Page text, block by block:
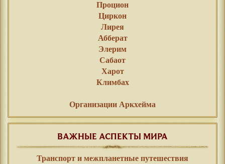
Процион
Циркон
Лирея
Абберат
Элерим
Сабаот
Харот
Климбах
Организации Аркхейма
ВАЖНЫЕ АСПЕКТЫ МИРА
Транспорт и межпланетные путешествия